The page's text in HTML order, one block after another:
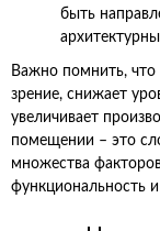
быть
Важно помнить, что
зрение, снижает
увеличивает
помещении – это
множества
функциональность